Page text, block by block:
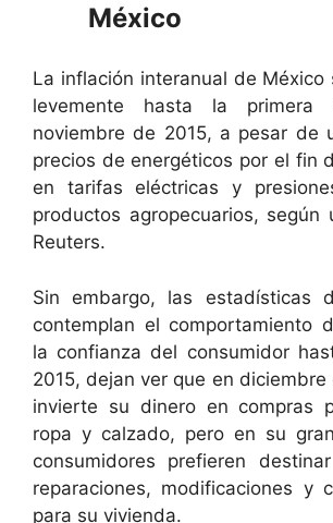
México
La inflación interanual de México
levemente hasta la primera
noviembre de 2015, a pesar de
precios de energéticos por el fin
en tarifas eléctricas y
productos agropecuarios, según
Reuters.
Sin embargo, las estadísticas
contemplan el comportamiento
la confianza del consumidor
2015, dejan ver que en
invierte su dinero en compras
ropa y calzado, pero en su
consumidores prefieren
reparaciones, modificaciones y
para su vivienda.